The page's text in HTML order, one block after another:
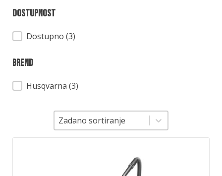
Dostupnost
Dostupnost
Dostupno (3)
Brend
BrendHusqvarna (3)
Sortiranje
Zadano sortiranje
Sortiranje